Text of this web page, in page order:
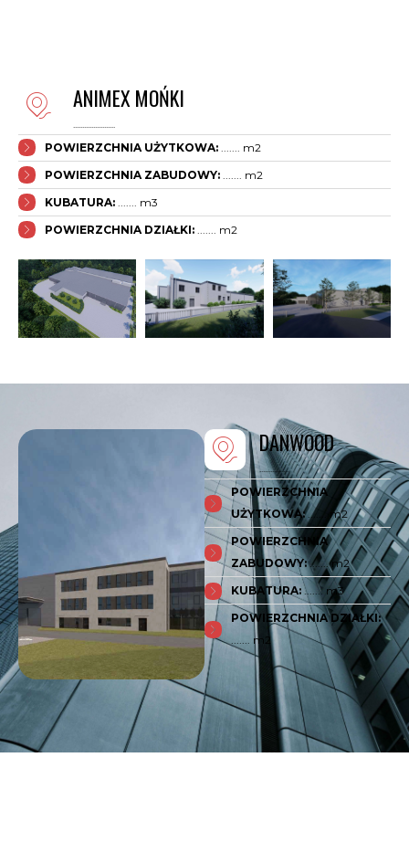
ANIMEX MOŃKI
.......................
POWIERZCHNIA UŻYTKOWA:
....... m2
POWIERZCHNIA ZABUDOWY:
....... m2
KUBATURA:....... m3
POWIERZCHNIA DZIAŁKI:....... m2
DANWOOD
................
POWIERZCHNIA
UŻYTKOWA:....... m2
POWIERZCHNIA
ZABUDOWY:....... m2
KUBATURA:....... m3
POWIERZCHNIA DZIAŁKI:
....... m2